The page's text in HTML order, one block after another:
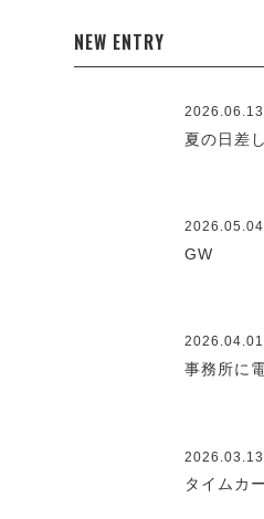
NEW ENTRY
2026.06.13
夏の日差し
2026.05.04
GW
2026.04.01
事務所に
2026.03.13
タイムカ